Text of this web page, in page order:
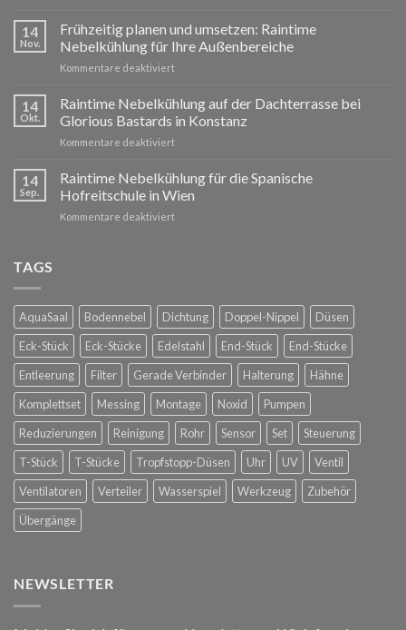
Weihnachten
und
ein
erfolgreiches
Jahr!
14
Nov.
Frühzeitig planen und umsetzen: Raintime
Nebelkühlung für Ihre Außenbereiche
Kommentare deaktiviertfür
planen
und
umsetzen:
Raintime
für
Ihre
14
Okt.
Raintime Nebelkühlung auf der Dachterrasse bei
Glorious Bastards in Konstanz
Kommentare deaktiviertfür
Nebelkühlung
auf
der
Dachterrasse
14
Sep.
Raintime Nebelkühlung für die Spanische
Hofreitschule in Wien
Kommentare deaktiviertfür
Hofreitschule
in
Wien
TAGS
AquaSaal Bodennebel Dichtung Doppel-Nippel
Düsen
Eck-Stück
Eck-Stücke Edelstahl End-Stück
End-Stücke
Entleerung
Filter Gerade Verbinder Halterung
Hähne
Komplettset
Messing Montage Noxid
Pumpen
Reduzierungen
Reinigung Rohr Sensor Set
Steuerung
T-Stück
T-Stücke Tropfstopp-Düsen Uhr UV
Ventil
Ventilatoren
Verteiler Wasserspiel Werkzeug
Zubehör
Übergänge
NEWSLETTER